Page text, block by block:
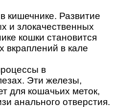
кишечнике. Развитие
и злокачественных
кошки становится
вкраплений в кале
в
Эти железы,
для кошачьих меток,
анального отверстия.